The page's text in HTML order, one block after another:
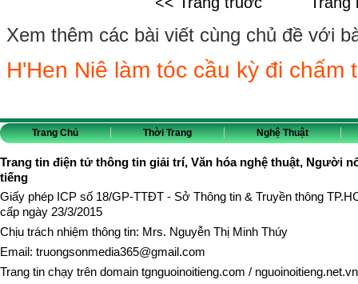
Xem thêm các bài viết cùng chủ đề với
H'Hen Niê làm tóc cầu kỳ đi chấm
Trang Chủ Thời Trang Nghệ Thuật
Trang tin điện tử thông tin giải trí, Văn hóa nghệ thuật, Người
tiếng
Giấy phép ICP số 18/GP-TTĐT - Sở Thông tin & Truyền thông
cấp ngày 23/3/2015
Chịu trách nhiệm thông tin: Mrs. Nguyễn Thị Minh Thúy
Email: truongsonmedia365@gmail.com
Trang tin chạy trên domain tgnguoinoitieng.com / nguoinoitieng.net.vn